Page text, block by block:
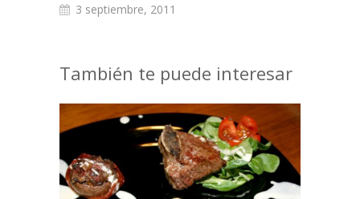
3 septiembre, 2011
También te puede interesar